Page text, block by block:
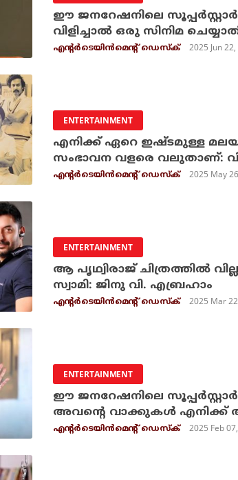
ഈ ജനറേഷനിലെ
വിളിച്ചാല്‍ ഒരു സിനിമ
എന്റര്‍ടെയിന്‍മെന്റ് ഡെസ്‌ക് 2025 Jun
ENTERTAINMENT
എനിക്ക് ഏറെ ഇഷ്ടമുള്ള
സംഭാവന വളരെ വലുതാണ്:
എന്റര്‍ടെയിന്‍മെന്റ് ഡെസ്‌ക് 2025 May
ENTERTAINMENT
ആ പൃഥ്വിരാജ് ചിത്രത്തില്‍
സ്വാമി: ജിനു വി. എബ്രഹാം
എന്റര്‍ടെയിന്‍മെന്റ് ഡെസ്‌ക് 2025 Mar
ENTERTAINMENT
ഈ ജനറേഷനിലെ
അവന്റെ വാക്കുകൾ എനിക്ക്
എന്റര്‍ടെയിന്‍മെന്റ് ഡെസ്‌ക് 2025 Feb